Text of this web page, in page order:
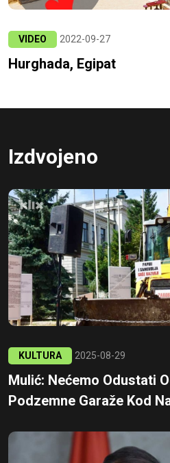
VIDEO 2022-09-27
Hurghada, Egipat
Izdvojeno
KULTURA 2025-08-29
Mulić: Nećemo Odustati
Podzemne Garaže Kod